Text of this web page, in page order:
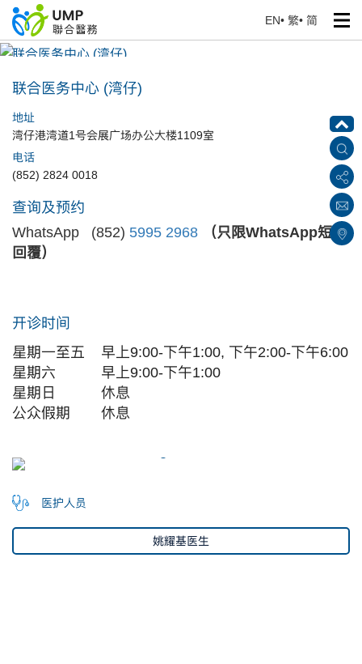
EN• 繁• 简
联合医务中心 (湾仔)
联合医务中心 (湾仔)
地址
湾仔港湾道1号会展广场办公大楼1109室
电话
(852) 2824 0018
查询及预约
WhatsApp (852) 5995 2968
（只限WhatsApp短讯
回覆）
开诊时间
星期一至五
早上9:00-下午1:00, 下午2:00-下午6:00
星期六
早上9:00-下午1:00
星期日
休息
公众假期
休息
医护人员
姚耀基医生